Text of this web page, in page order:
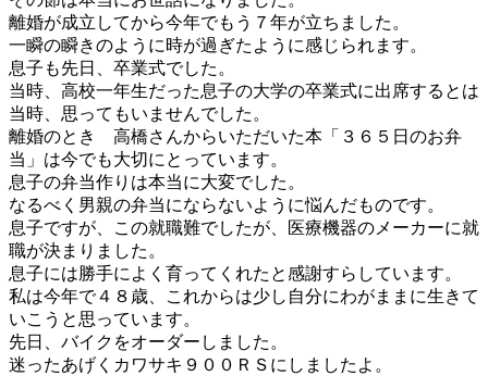
離婚が成立してから今年でもう７年が立ちました。
一瞬の瞬きのように時が過ぎたように感じられます。
息子も先日、卒業式でした。
当時、高校一年生だった息子の大学の卒業式に出席するとは
当時、思ってもいませんでした。
離婚のとき 高橋さんからいただいた本「３６５日のお弁
当」は今でも大切にとっています。
息子の弁当作りは本当に大変でした。
なるべく男親の弁当にならないように悩んだものです。
息子ですが、この就職難でしたが、医療機器のメーカーに就
職が決まりました。
息子には勝手によく育ってくれたと感謝すらしています。
私は今年で４８歳、これからは少し自分にわがままに生きて
いこうと思っています。
先日、バイクをオーダーしました。
迷ったあげくカワサキ９００ＲＳにしましたよ。